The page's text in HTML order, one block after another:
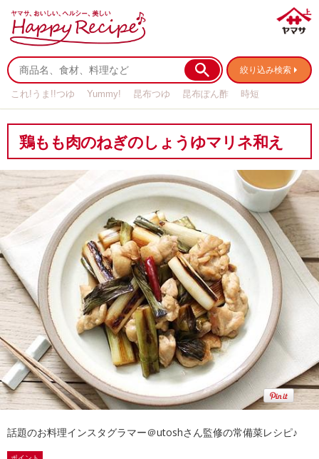
絞り込み検索
これ!うま!!つゆ Yummy! 昆布つゆ 昆布ぽん酢
時短
鶏もも肉のねぎのしょうゆマリネ和え
話題のお料理インスタグラマー＠utoshさん監修の常備菜レシピ♪